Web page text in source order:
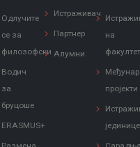
Одлучите
се за
филозофски
Водич
за
бруцоше
ERASMUS+
Истраживач
Партнер
Алумни
на
пројекти
јединице